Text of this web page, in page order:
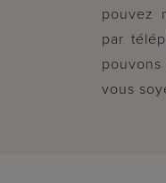
pouvez
par
vous